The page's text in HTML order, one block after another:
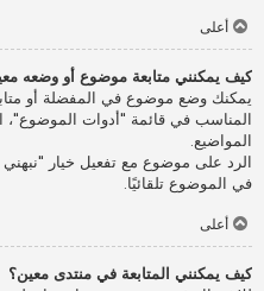
أعلى
كيف يمكنني متابعة موضوع أو وضعه
يمكنك وضع موضوع في المفضلة أو
المناسب في قائمة "أدوات
المواضيع.
الرد على موضوع مع تفعيل خيار
في الموضوع تلقائيًا.
أعلى
كيف يمكنني المتابعة في منتدى معين؟